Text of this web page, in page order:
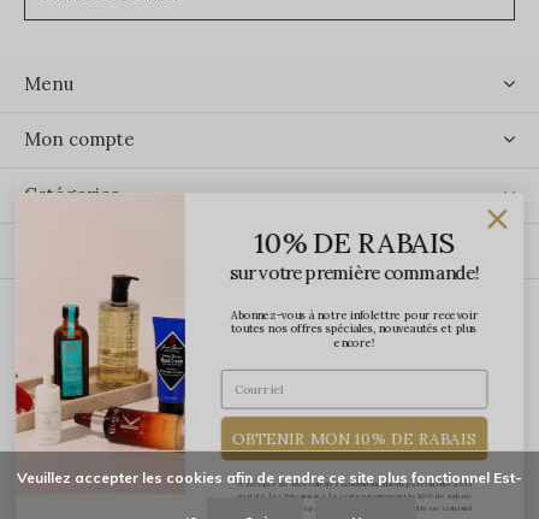
Menu
Mon compte
Catégories
ÉCRIVEZ-NOUS
Veuillez accepter les cookies afin de rendre ce site plus fonctionnel Est-
10% DE RABAIS
sur votre première commande!
Abonnez-vous à notre infolettre pour recevoir
toutes nos offres spéciales, nouveautés et plus
encore!
OBTENIR MON 10% DE RABAIS
*J'accepte de recevoir des communications par courriel de la
part de Les Précieuses. Le code promo pour le 10% de rabais
vous sera transmis par courriel une fois votre adresse courriel